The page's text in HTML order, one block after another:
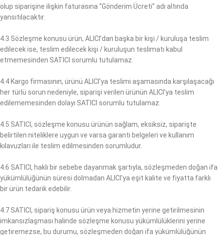
olup siparişine ilişkin faturasına “Gönderim Ücreti” adı altında
yansıtılacaktır.
4.3 Sözleşme konusu ürün, ALICI’dan başka bir kişi / kuruluşa teslim
edilecek ise, teslim edilecek kişi / kuruluşun teslimatı kabul
etmemesinden SATICI sorumlu tutulamaz.
4.4 Kargo firmasının, ürünü ALICI’ya teslimi aşamasında karşılaşacağı
her türlü sorun nedeniyle, siparişi verilen ürünün ALICI’ya teslim
edilememesinden dolayı SATICI sorumlu tutulamaz.
4.5 SATICI, sözleşme konusu ürünün sağlam, eksiksiz, siparişte
belirtilen niteliklere uygun ve varsa garanti belgeleri ve kullanım
kılavuzları ile teslim edilmesinden sorumludur.
4.6 SATICI, haklı bir sebebe dayanmak şartıyla, sözleşmeden doğan ifa
yükümlülüğünün süresi dolmadan ALICI’ya eşit kalite ve fiyatta farklı
bir ürün tedarik edebilir.
4.7 SATICI, sipariş konusu ürün veya hizmetin yerine getirilmesinin
imkansızlaşması halinde sözleşme konusu yükümlülüklerini yerine
getiremezse, bu durumu, sözleşmeden doğan ifa yükümlülüğünün